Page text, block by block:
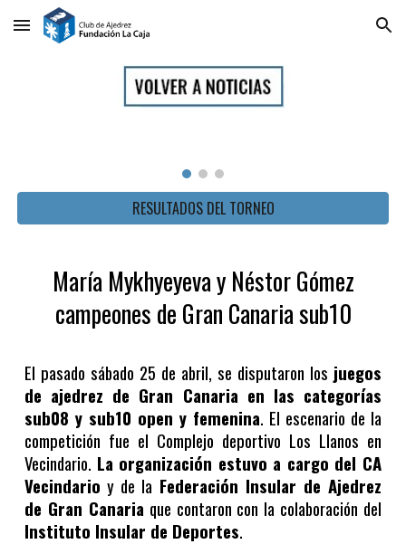
Skip to main content Skip to navigation
RESULTADOS DEL TORNEO
María Mykhyeyeva y Néstor Gómez
campeones de Gran Canaria sub10
El pasado sábado 25 de abril, se disputaron los juegos
de ajedrez de Gran Canaria en las categorías
sub08 y sub10 open y femenina. El escenario de la
competición fue el Complejo deportivo Los Llanos en
Vecindario. La organización estuvo a cargo del CA
Vecindario y de la Federación Insular de Ajedrez
de Gran Canaria que contaron con la colaboración del
Instituto Insular de Deportes.